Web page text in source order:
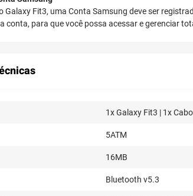
Galaxy Fit3, uma Conta Samsung deve ser
conta, para que você possa acessar e gerenciar
1x Galaxy Fit3 | 1x
5ATM
16MB
Bluetooth v5.3